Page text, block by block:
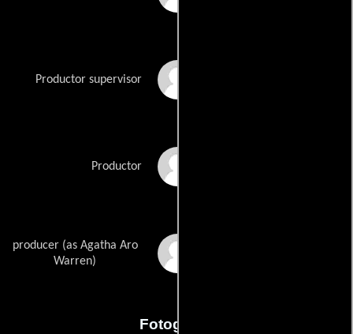
Productor supervisor
Productor
producer (as Agatha Aro
Warren)
Fotografia